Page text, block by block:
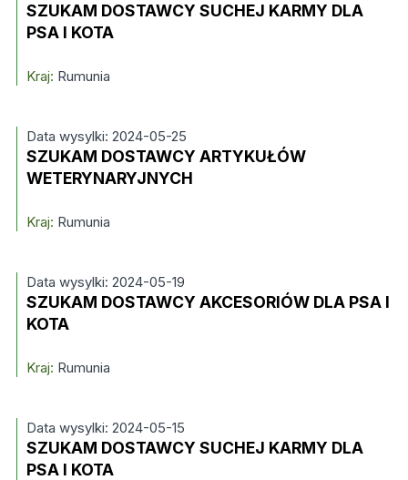
SZUKAM DOSTAWCY SUCHEJ KARMY DLA
PSA I KOTA
Kraj: Rumunia
Data wysylki: 2024-05-25
SZUKAM DOSTAWCY ARTYKUŁÓW
WETERYNARYJNYCH
Kraj: Rumunia
Data wysylki: 2024-05-19
SZUKAM DOSTAWCY AKCESORIÓW DLA PSA I
KOTA
Kraj: Rumunia
Data wysylki: 2024-05-15
SZUKAM DOSTAWCY SUCHEJ KARMY DLA
PSA I KOTA